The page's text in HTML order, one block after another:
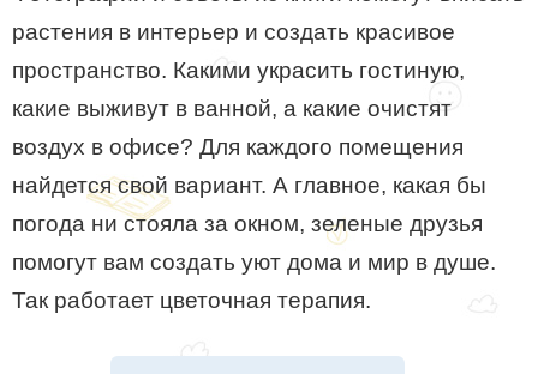
растения в интерьер и создать красивое
пространство. Какими украсить гостиную,
какие выживут в ванной, а какие очистят
воздух в офисе? Для каждого помещения
найдется свой вариант. А главное, какая бы
погода ни стояла за окном, зеленые друзья
помогут вам создать уют дома и мир в душе.
Так работает цветочная терапия.